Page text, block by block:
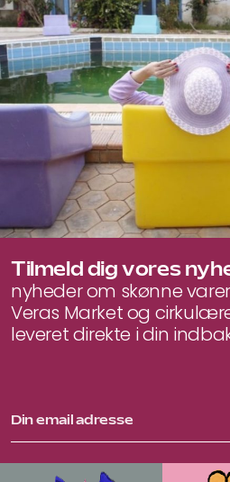
Tilmeld dig vores
nyheder om skønne
Veras Market og
leveret direkte i din